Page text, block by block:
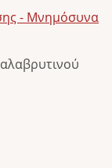
- Μνημόσυνα